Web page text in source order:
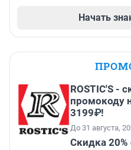
Начать
ROSTIC'S -
промокоду
3199₽!
До 31 августа,
Скидка 20%